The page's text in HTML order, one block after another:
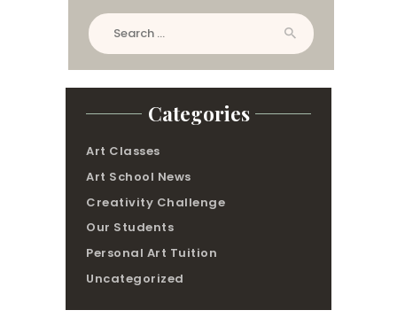
Search
for:
Categories
Art Classes
Art School News
Creativity Challenge
Our Students
Personal Art Tuition
Uncategorized